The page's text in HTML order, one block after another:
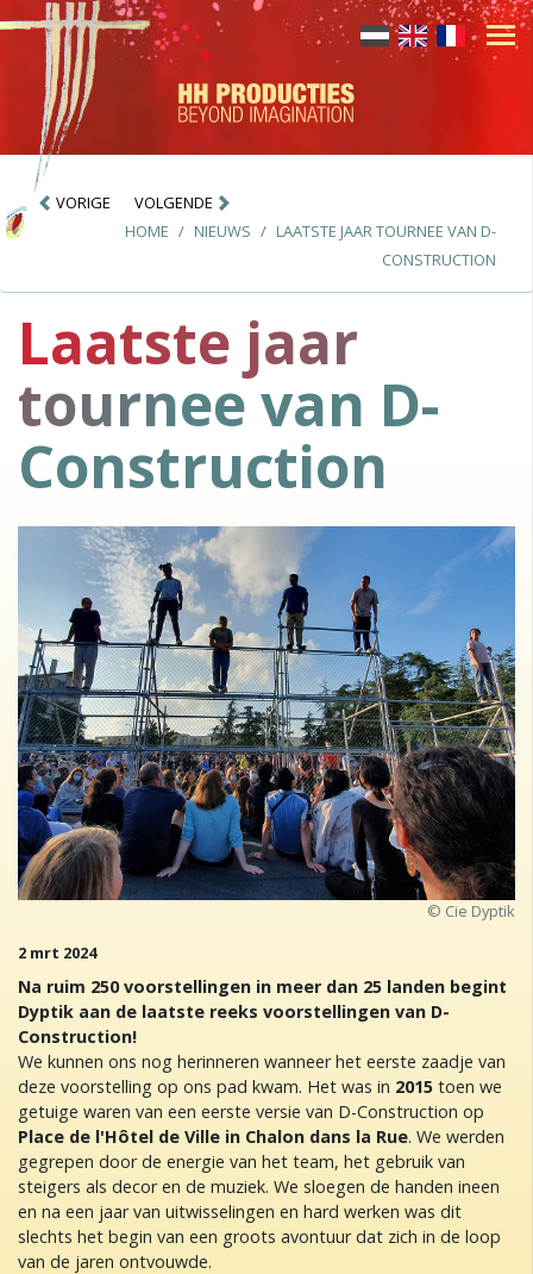
VORIGE
VOLGENDE
HOME
NIEUWS
LAATSTE JAAR TOURNEE VAN D-
CONSTRUCTION
Laatste jaar
tournee van D-
Construction
© Cie Dyptik
2 mrt 2024
Na ruim 250 voorstellingen in meer dan 25 landen begint
Dyptik aan de laatste reeks voorstellingen van D-
Construction!
We kunnen ons nog herinneren wanneer het eerste zaadje van
deze voorstelling op ons pad kwam. Het was in 2015 toen we
getuige waren van een eerste versie van D-Construction op
Place de l'Hôtel de Ville in Chalon dans la Rue. We werden
gegrepen door de energie van het team, het gebruik van
steigers als decor en de muziek. We sloegen de handen ineen
en na een jaar van uitwisselingen en hard werken was dit
slechts het begin van een groots avontuur dat zich in de loop
van de jaren ontvouwde.